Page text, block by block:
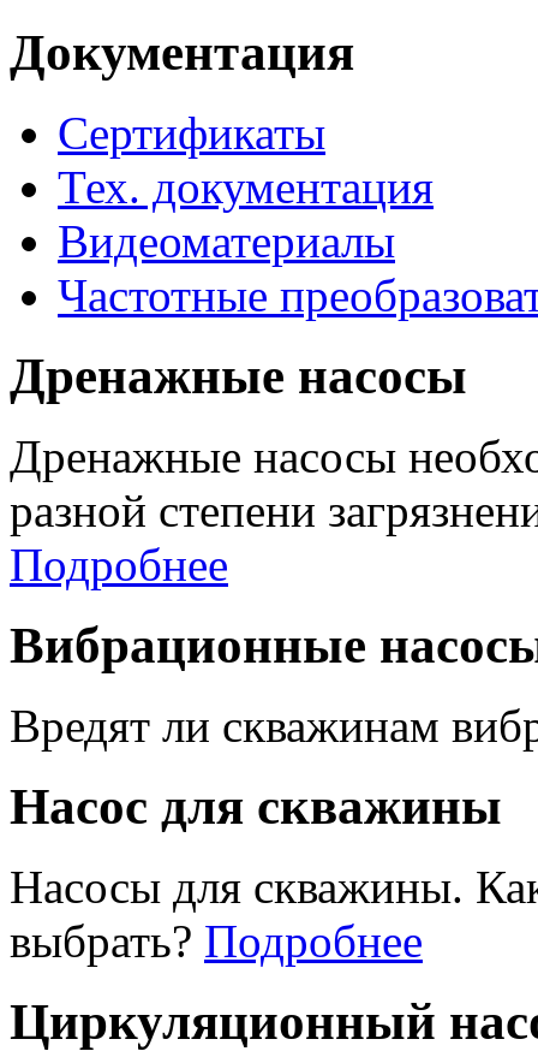
Документация
Сертификаты
Тех. документация
Видеоматериалы
Частотные
Дренажные насосы
Дренажные насосы
разной степени
Подробнее
Вибрационные
Вредят ли скважинам
Насос для скважины
Насосы для скважины.
выбрать? Подробнее
Циркуляционный